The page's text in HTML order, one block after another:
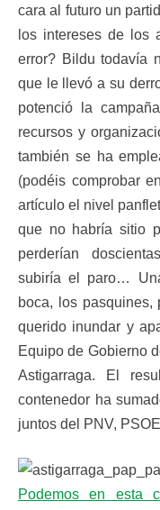
cara al futuro un
los intereses de los
error? Bildu todavía
que le llevó a su
potenció la
recursos y
también se ha
(podéis comprobar
artículo el nivel
que no habría sitio
perderían
subiría el paro…
boca, los pasquines,
querido inundar y
Equipo de Gobierno
Astigarraga. El
contenedor ha
juntos del PNV,
Podemos en esta